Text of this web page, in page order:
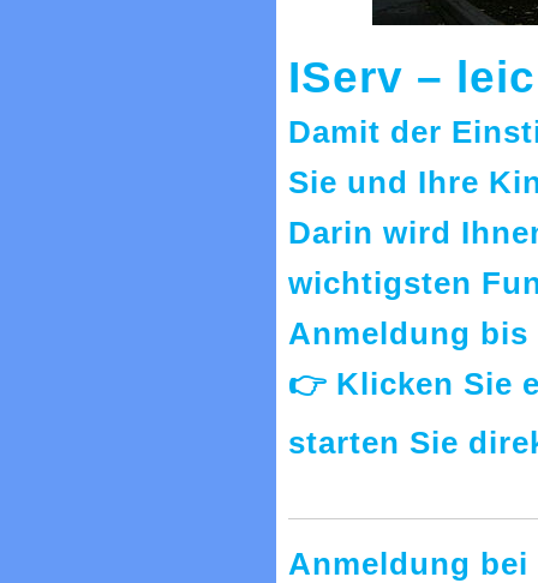
IServ –
Damit der
Sie und Ihre
Darin wird
wichtigsten
Anmeldung
👉 Klicken Sie
starten Sie
Anmeldung